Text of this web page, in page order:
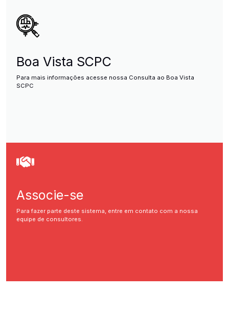
Boa Vista SCPC
Para mais informações acesse nossa Consulta ao Boa Vista
SCPC
Associe-se
Para fazer parte deste sistema, entre em contato com a nossa
equipe de consultores.